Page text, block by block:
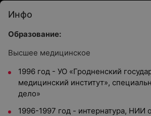
Инфо
Образование:
Высшее медицинское
1996 год - УО «Гродненский
медицинский институт»,
дело»
1996-1997 год - интернатура, НИИ